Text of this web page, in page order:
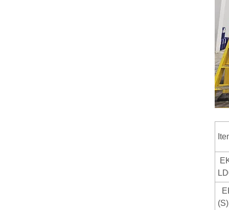
(S)